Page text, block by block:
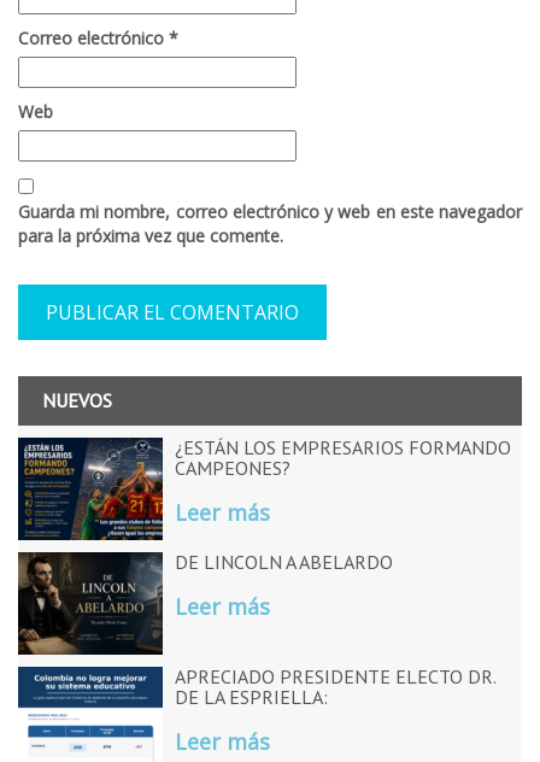
Correo electrónico *
Web
Guarda mi nombre, correo electrónico y web en este navegador
para la próxima vez que comente.
NUEVOS
¿ESTÁN LOS EMPRESARIOS FORMANDO
CAMPEONES?
Leer más
DE LINCOLN A ABELARDO
Leer más
APRECIADO PRESIDENTE ELECTO DR.
DE LA ESPRIELLA:
Leer más